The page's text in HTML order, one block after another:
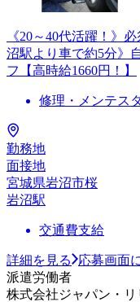
《20～40代活躍！》
沼駅より車で約5分》
フ【高時給1660円！】
修理・メンテス
勤務地
面接地
宮城県岩沼市桜
岩沼駅
交通費支給
詳細を見る
応募画面
派遣労働者
株式会社ジャパン・リ